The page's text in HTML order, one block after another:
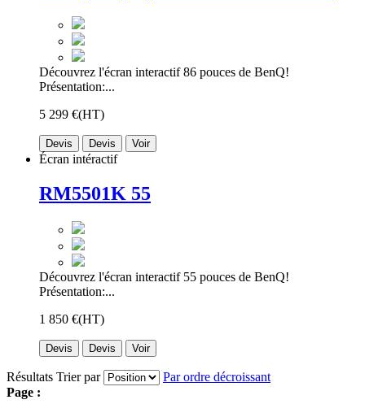
Découvrez l'écran interactif 86 pouces de BenQ!
Présentation:...
5 299 €(HT)
Devis Devis Voir
Écran intéractif
RM5501K 55
Découvrez l'écran interactif 55 pouces de BenQ!
Présentation:...
1 850 €(HT)
Devis Devis Voir
Résultats Trier par
Par ordre décroissant
Page :